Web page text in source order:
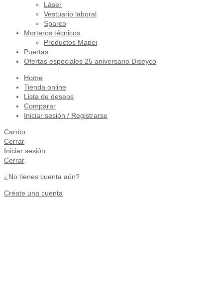
Láser
Vestuario laboral
Sparco
Morteros técnicos
Productos Mapei
Puertas
Ofertas especiales 25 aniversario Diseyco
Home
Tienda online
Lista de deseos
Comparar
Iniciar sesión / Registrarse
Carrito
Cerrar
Iniciar sesión
Cerrar
¿No tienes cuenta aún?
Créate una cuenta